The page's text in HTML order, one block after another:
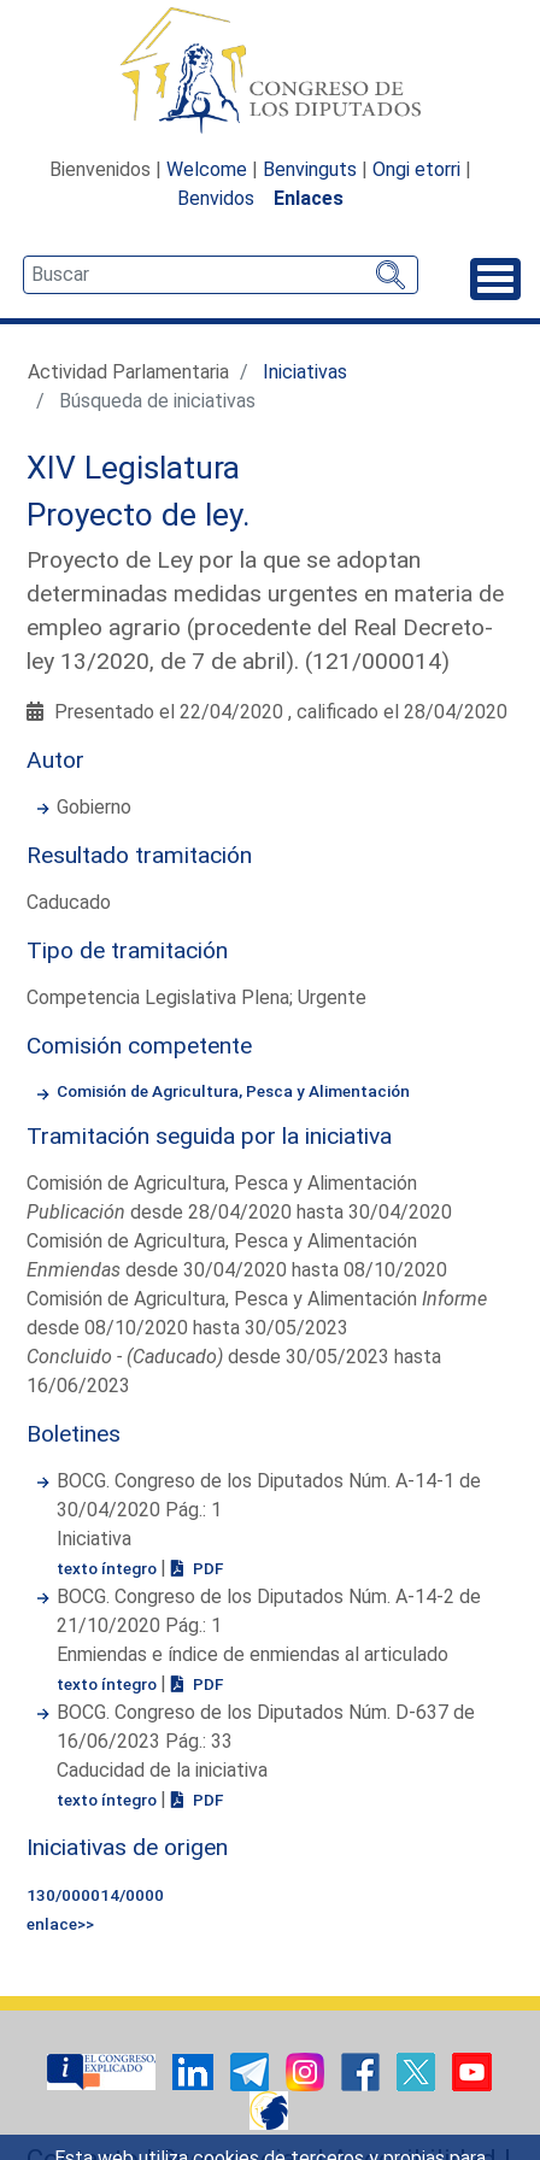
Bienvenidos | Welcome | Benvinguts | Ongi etorri |
Benvidos
Enlaces
Actividad Parlamentaria
Iniciativas
Búsqueda de iniciativas
XIV Legislatura
Proyecto de ley.
Proyecto de Ley por la que se adoptan
determinadas medidas urgentes en materia de
empleo agrario (procedente del Real Decreto-
ley 13/2020, de 7 de abril). (121/000014)
Presentado el 22/04/2020 , calificado el 28/04/2020
Autor
Gobierno
Resultado tramitación
Caducado
Tipo de tramitación
Competencia Legislativa Plena; Urgente
Comisión competente
Comisión de Agricultura, Pesca y Alimentación
Tramitación seguida por la iniciativa
Comisión de Agricultura, Pesca y Alimentación
Publicación desde 28/04/2020 hasta 30/04/2020
Comisión de Agricultura, Pesca y Alimentación
Enmiendas desde 30/04/2020 hasta 08/10/2020
Comisión de Agricultura, Pesca y AlimentaciónInforme
desde 08/10/2020 hasta 30/05/2023
Concluido - (Caducado) desde 30/05/2023 hasta
16/06/2023
Boletines
BOCG. Congreso de los Diputados Núm. A-14-1 de
30/04/2020 Pág.: 1
Iniciativa
texto íntegro | PDF
BOCG. Congreso de los Diputados Núm. A-14-2 de
21/10/2020 Pág.: 1
Enmiendas e índice de enmiendas al articulado
texto íntegro | PDF
BOCG. Congreso de los Diputados Núm. D-637 de
16/06/2023 Pág.: 33
Caducidad de la iniciativa
texto íntegro | PDF
Iniciativas de origen
130/000014/0000
enlace>>